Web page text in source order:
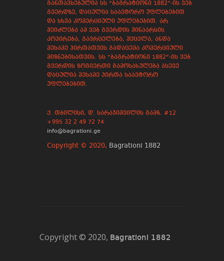
განთავსებულია სს “ბაგრატიონი 1882”-ის ვებ
გვერდზე, დაცულია საავტორო უფლებებით
და სხვა კომერციული უფლებებით. არ
შეიძლება ამ ვებ გვერდის შინაარსის
კოპირება, გავრცელება, შეცვლა, ანდა
მესამე პირთათვის გადაცემა კომერციული
მიზნებისათვის. სს “ბაგრატიონი 1882”-ის ვებ
გვერდის ზოგიერთი გამოსახულება ასევე
დაცულია მესამე პირთა საავტორო
უფლებებით.
ქ. თბილისი, დ. სარაჯიშვილის გამზ. #12
+995 32 2 49 72 74
info@bagrationi.ge
Copyright © 2020, Bagrationi 1882
Copyright © 2020, Bagrationi 1882